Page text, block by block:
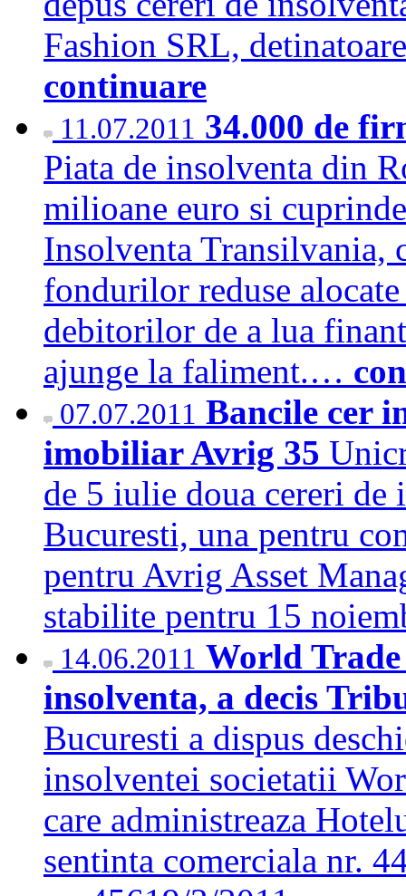
Fashion SRL,
continuare
11.07.2011 34.000 de
Piata de insolventa din
milioane euro si
Insolventa Transilvania,
fondurilor reduse
debitorilor de a lua
ajunge la faliment.…
07.07.2011 Bancile cer
imobiliar Avrig 35
de 5 iulie doua cereri
Bucuresti, una pentru
pentru Avrig Asset
stabilite pentru 15
14.06.2011 World
insolventa, a decis
Bucuresti a dispus
insolventei societatii
care administreaza
sentinta comerciala nr.